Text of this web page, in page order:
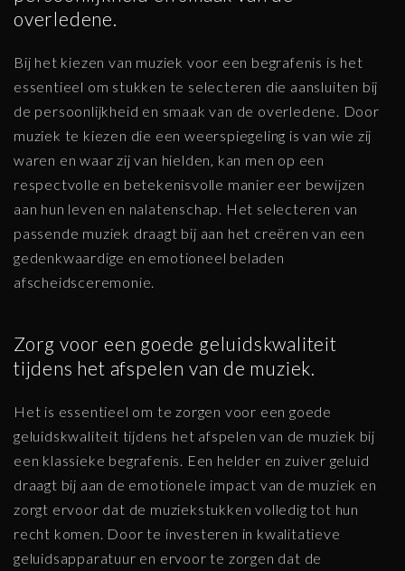
overledene.
Bij het kiezen van muziek voor een begrafenis is het
essentieel om stukken te selecteren die aansluiten bij
de persoonlijkheid en smaak van de overledene. Door
muziek te kiezen die een weerspiegeling is van wie zij
waren en waar zij van hielden, kan men op een
respectvolle en betekenisvolle manier eer bewijzen
aan hun leven en nalatenschap. Het selecteren van
passende muziek draagt bij aan het creëren van een
gedenkwaardige en emotioneel beladen
afscheidsceremonie.
Zorg voor een goede geluidskwaliteit
tijdens het afspelen van de muziek.
Het is essentieel om te zorgen voor een goede
geluidskwaliteit tijdens het afspelen van de muziek bij
een klassieke begrafenis. Een helder en zuiver geluid
draagt bij aan de emotionele impact van de muziek en
zorgt ervoor dat de muziekstukken volledig tot hun
recht komen. Door te investeren in kwalitatieve
geluidsapparatuur en ervoor te zorgen dat de